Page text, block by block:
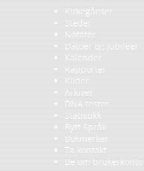
Kirkegårder
Steder
Notater
Datoer og jubileer
Kalender
Rapporter
Kilder
Arkiver
DNA tester
Statistikk
Bytt Språk
Bokmerker
Ta kontakt
Be om brukerkonto